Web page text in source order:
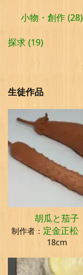
小物・創作 (28)
探求 (19)
生徒作品
胡瓜と茄子
制作者： 定金正松
18cm